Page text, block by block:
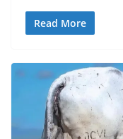
Read More